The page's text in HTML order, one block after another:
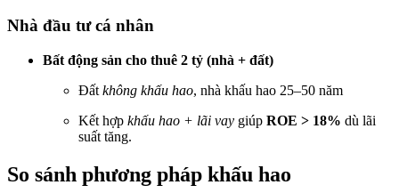
Nhà đầu tư cá nhân
Bất động sản cho thuê 2 tỷ (nhà + đất)
Đất không khấu hao, nhà khấu hao 25–50 năm
Kết hợp khấu hao + lãi vay giúp ROE > 18% dù lãi
suất tăng.
So sánh phương pháp khấu hao